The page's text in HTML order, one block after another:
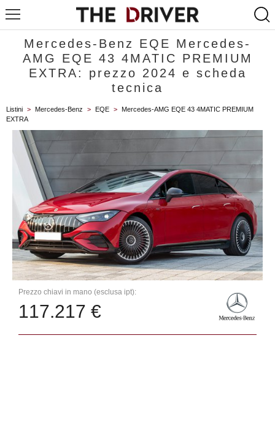
Mercedes-Benz EQE Mercedes-
AMG EQE 43 4MATIC PREMIUM
EXTRA: prezzo 2024 e scheda
tecnica
Listini > Mercedes-Benz > EQE >
Mercedes-AMG EQE 43 4MATIC PREMIUM
EXTRA
Prezzo chiavi in mano (esclusa ipt):
117.217 €